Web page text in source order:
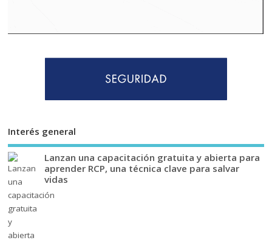
Interés general
Lanzan una capacitación gratuita y abierta para
aprender RCP, una técnica clave para salvar
vidas